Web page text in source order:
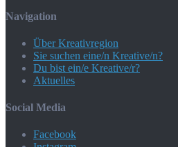
Navigation
Über Kreativregion
Sie suchen eine/n Kreative/n?
Du bist ein/e Kreative/r?
Aktuelles
Social Media
Facebook